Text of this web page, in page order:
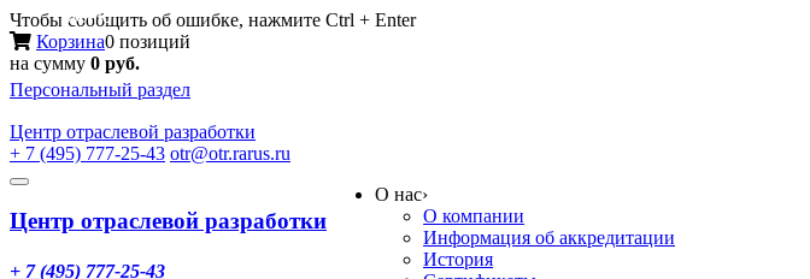
Чтобы сообщить об ошибке, нажмите Ctrl + Enter
Корзина0 позиций
на сумму 0 руб.
Персональный раздел
Центр отраслевой разработки
+ 7 (495) 777-25-43 otr@otr.rarus.ru
Toggle
Меню
Центр отраслевой разработки
+ 7 (495) 777-25-43
О нас›
О компании
Информация об аккредитации
История